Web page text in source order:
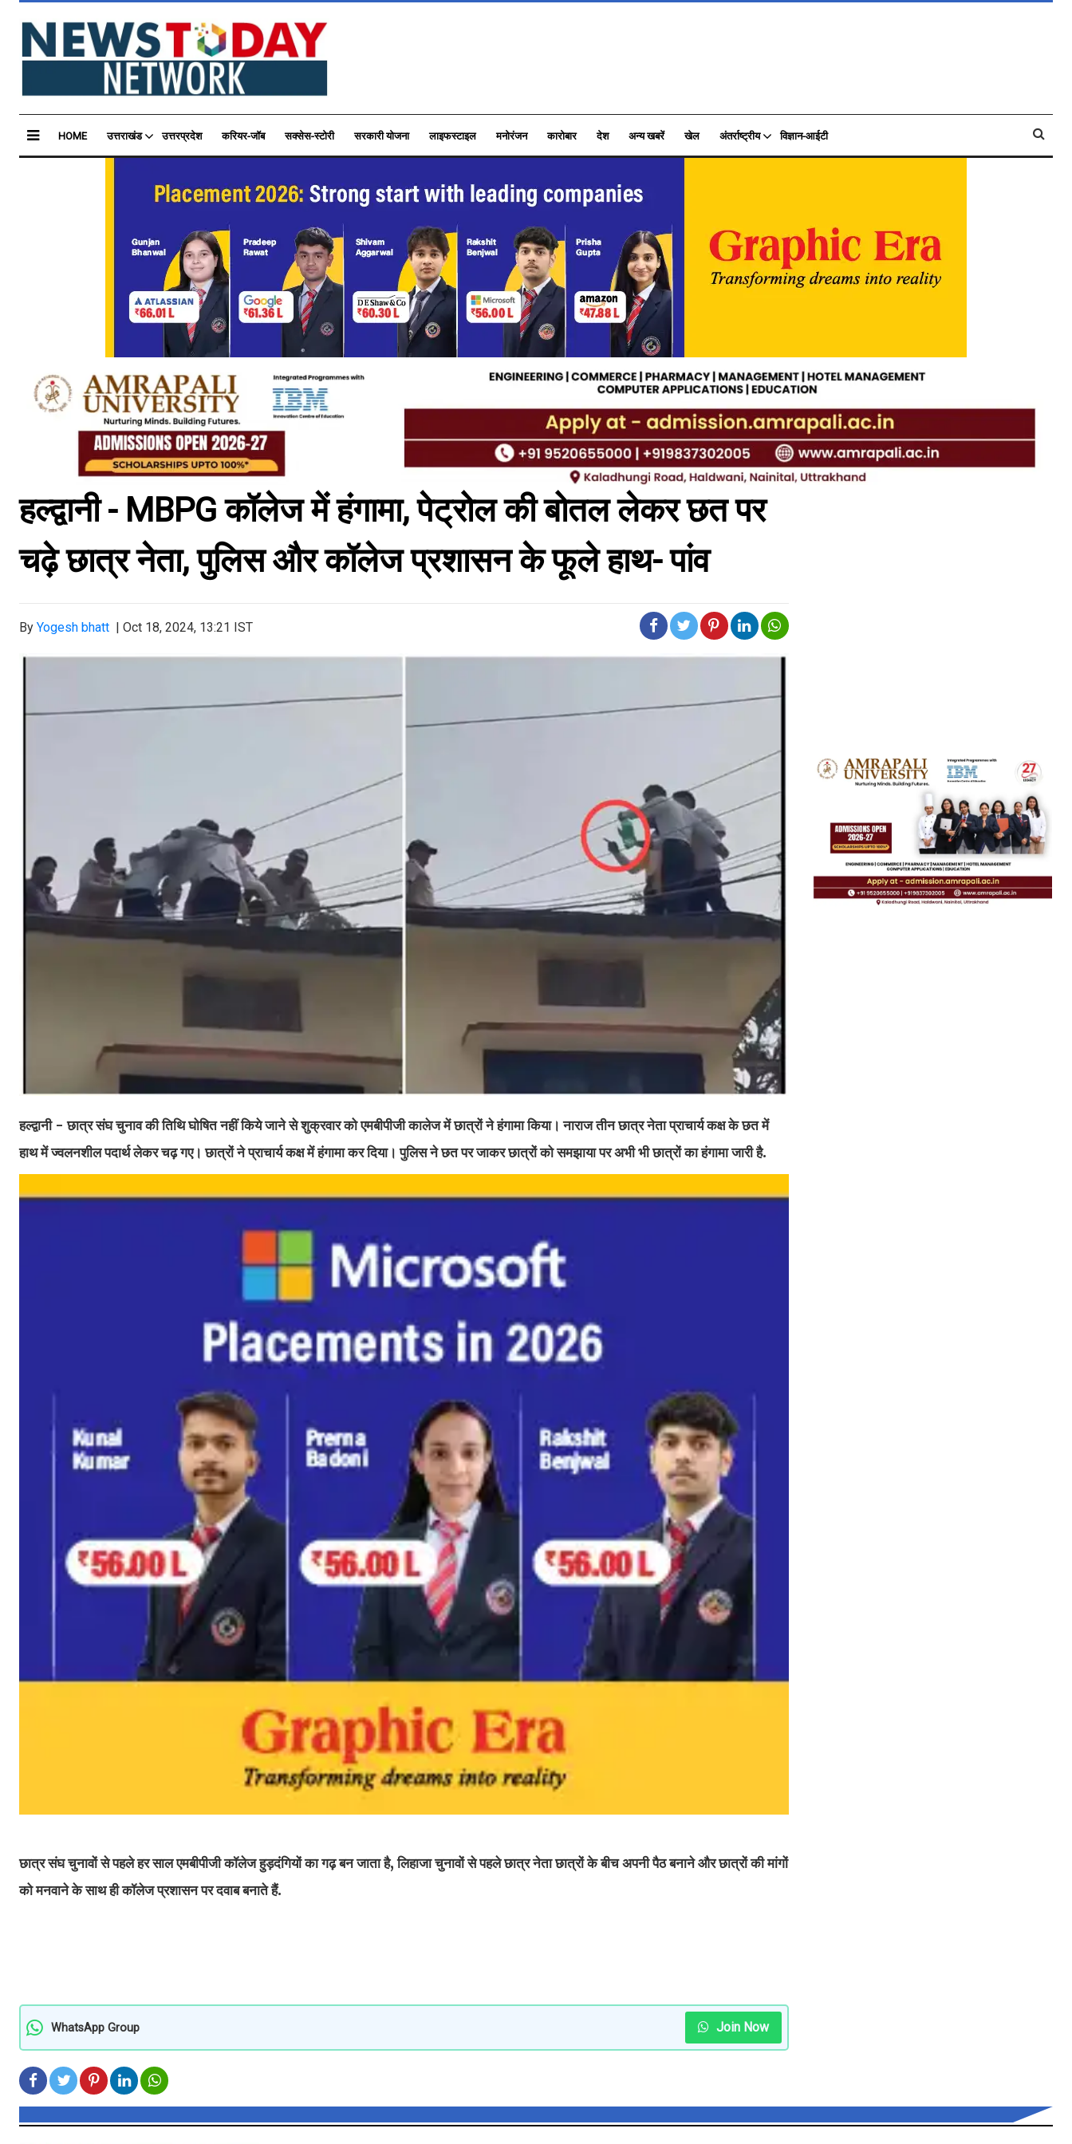
HOME उत्तराखंड उत्तरप्रदेश करियर-जॉब सक्सेस-स्टोरी सरकारी योजना लाइफस्टाइल मनोरंजन कारोबार देश अन्य खबरें खेल अंतर्राष्ट्रीय विज्ञान-आईटी
हल्द्वानी - MBPG कॉलेज में हंगामा, पेट्रोल की बोतल लेकर छत पर
चढ़े छात्र नेता, पुलिस और कॉलेज प्रशासन के फूले हाथ- पांव
By Yogesh bhatt | Oct 18, 2024, 13:21 IST
हल्द्वानी - छात्र संघ चुनाव की तिथि घोषित नहीं किये जाने से शुक्रवार को एमबीपीजी कालेज में छात्रों ने हंगामा किया। नाराज तीन छात्र नेता प्राचार्य कक्ष के छत में
हाथ में ज्वलनशील पदार्थ लेकर चढ़ गए। छात्रों ने प्राचार्य कक्ष में हंगामा कर दिया। पुलिस ने छत पर जाकर छात्रों को समझाया पर अभी भी छात्रों का हंगामा जारी है.
छात्र संघ चुनावों से पहले हर साल एमबीपीजी कॉलेज हुड़दंगियों का गढ़ बन जाता है, लिहाजा चुनावों से पहले छात्र नेता छात्रों के बीच अपनी पैठ बनाने और छात्रों की मांगों
को मनवाने के साथ ही कॉलेज प्रशासन पर दवाब बनाते हैं.
WhatsApp Group Join Now